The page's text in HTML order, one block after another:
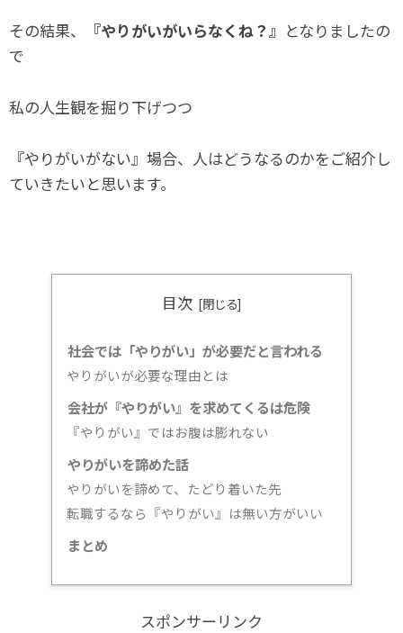
その結果、 『やりがいがいらなくね？』 となりましたの
で
私の人生観を掘り下げつつ
『やりがいがない』場合、人はどうなるのかをご紹介し
ていきたいと思います。
目次
社会では「やりがい」が必要だと言われる
やりがいが必要な理由とは
会社が『やりがい』を求めてくるは危険
『やりがい』ではお腹は膨れない
やりがいを諦めた話
やりがいを諦めて、たどり着いた先
転職するなら『やりがい』は無い方がいい
まとめ
スポンサーリンク